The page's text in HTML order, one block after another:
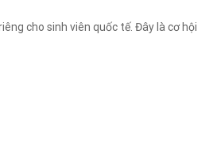
cho sinh viên quốc tế. Đây là cơ hội